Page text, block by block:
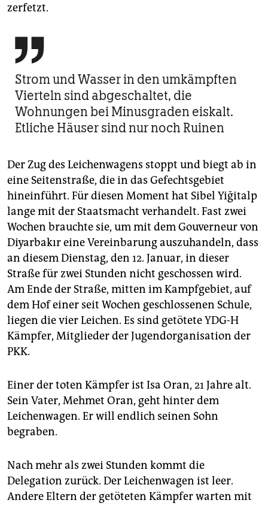
zerfetzt.

Strom und Wasser in den umkämpften
Vierteln sind abgeschaltet, die
Wohnungen bei Minusgraden eiskalt.
Etliche Häuser sind nur noch Ruinen
Der Zug des Leichenwagens stoppt und biegt ab in
eine Seitenstraße, die in das Gefechtsgebiet
hineinführt. Für diesen Moment hat Sibel Yiğitalp
lange mit der Staatsmacht verhandelt. Fast zwei
Wochen brauchte sie, um mit dem Gouverneur von
Diyarbakır eine Vereinbarung auszuhandeln, dass
an diesem Dienstag, den 12. Januar, in dieser
Straße für zwei Stunden nicht geschossen wird.
Am Ende der Straße, mitten im Kampfgebiet, auf
dem Hof einer seit Wochen geschlossenen Schule,
liegen die vier Leichen. Es sind getötete YDG-H
Kämpfer, Mitglieder der Jugendorganisation der
PKK.
Einer der toten Kämpfer ist Isa Oran, 21 Jahre alt.
Sein Vater, Mehmet Oran, geht hinter dem
Leichenwagen. Er will endlich seinen Sohn
begraben.
Nach mehr als zwei Stunden kommt die
Delegation zurück. Der Leichenwagen ist leer.
Andere Eltern der getöteten Kämpfer warten mit